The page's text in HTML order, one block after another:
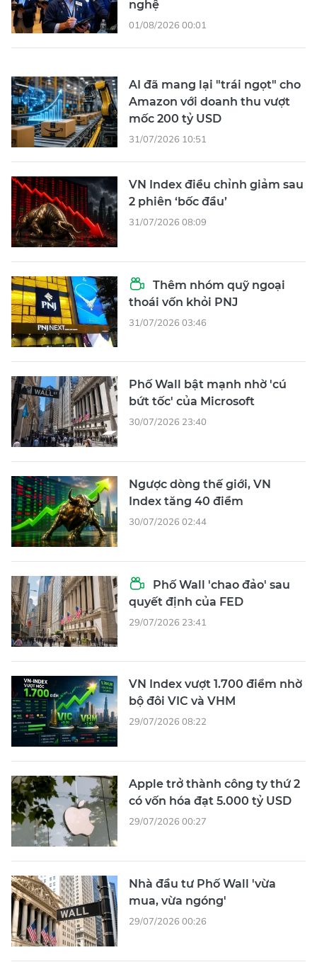
nghệ
01/08/2026 00:01
AI đã mang lại "trái ngọt" cho
Amazon với doanh thu vượt
mốc 200 tỷ USD
31/07/2026 10:51
VN Index điều chỉnh giảm sau
2 phiên ‘bốc đầu’
31/07/2026 08:09
Thêm nhóm quỹ ngoại
thoái vốn khỏi PNJ
31/07/2026 03:46
Phố Wall bật mạnh nhờ 'cú
bứt tốc' của Microsoft
30/07/2026 23:40
Ngược dòng thế giới, VN
Index tăng 40 điểm
30/07/2026 02:44
Phố Wall 'chao đảo' sau
quyết định của FED
29/07/2026 23:41
VN Index vượt 1.700 điểm nhờ
bộ đôi VIC và VHM
29/07/2026 08:22
Apple trở thành công ty thứ 2
có vốn hóa đạt 5.000 tỷ USD
29/07/2026 00:27
Nhà đầu tư Phố Wall 'vừa
mua, vừa ngóng'
29/07/2026 00:26